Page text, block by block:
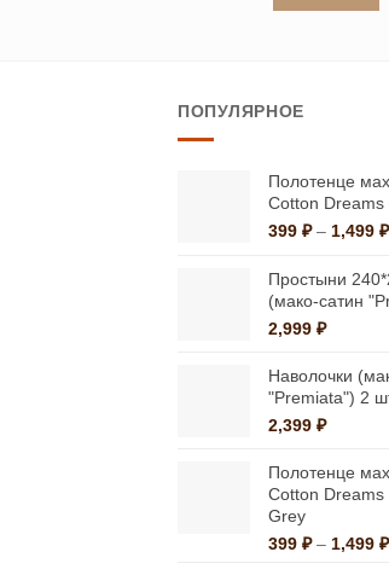
Опции
можно
товара.
ПОПУЛЯРНОЕ
Полотенце
Cotton Dreams
399 ₽ – 1,499 ₽
Простыни
(мако-сатин
2,999 ₽
Наволочки
"Premiata") 2
2,399 ₽
Полотенце
Cotton
Grey
399 ₽ – 1,499 ₽